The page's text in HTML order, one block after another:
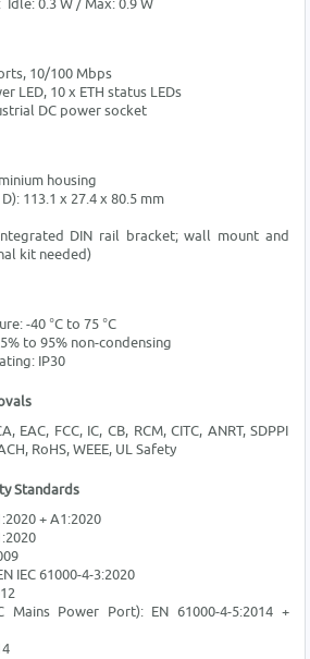
0.3 W / Max: 0.9 W
10/100 Mbps
LED, 10 x ETH status LEDs
DC power socket
housing
113.1 x 27.4 x 80.5 mm
DIN rail bracket; wall mount and
kit needed)
-40 °C to 75 °C
to 95% non-condensing
IP30
EAC, FCC, IC, CB, RCM, CITC, ANRT, SDPPI
RoHS, WEEE, UL Safety
Standards
+ A1:2020
IEC 61000-4-3:2020
Mains Power Port): EN 61000-4-5:2014 +